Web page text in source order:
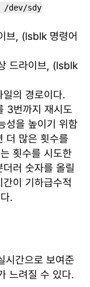
/dev/sdy
브, (lsblk 명령어
드라이브, (lsblk
일의 경로이다.
3번까지 재시도
성을 높이기 위함
더 많은 횟수를
횟수를 시도한
러 숫자를 올릴
이 기하급수적
.
시간으로 보여준
느려질 수 있다.